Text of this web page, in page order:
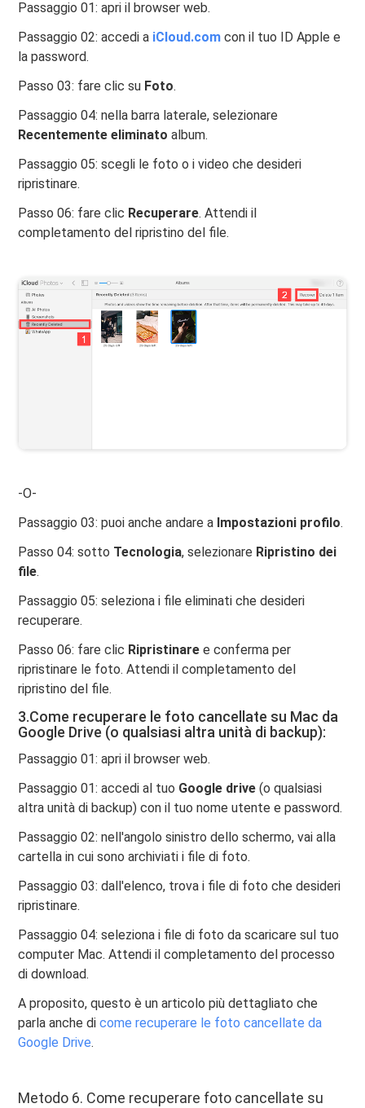
Passaggio 01: apri il browser web.
Passaggio 02: accedi a iCloud.com con il tuo ID Apple e
la password.
Passo 03: fare clic su Foto.
Passaggio 04: nella barra laterale, selezionare
Recentemente eliminatoalbum.
Passaggio 05: scegli le foto o i video che desideri
ripristinare.
Passo 06: fare clic Recuperare. Attendi il
completamento del ripristino del file.
-O-
Passaggio 03: puoi anche andare a Impostazioni profilo.
Passo 04: sotto Tecnologia, selezionare Ripristino dei
file.
Passaggio 05: seleziona i file eliminati che desideri
recuperare.
Passo 06: fare clic Ripristinare e conferma per
ripristinare le foto. Attendi il completamento del
ripristino del file.
3.Come recuperare le foto cancellate su Mac da
Google Drive (o qualsiasi altra unità di backup):
Passaggio 01: apri il browser web.
Passaggio 01: accedi al tuo Google drive (o qualsiasi
altra unità di backup) con il tuo nome utente e password.
Passaggio 02: nell'angolo sinistro dello schermo, vai alla
cartella in cui sono archiviati i file di foto.
Passaggio 03: dall'elenco, trova i file di foto che desideri
ripristinare.
Passaggio 04: seleziona i file di foto da scaricare sul tuo
computer Mac. Attendi il completamento del processo
di download.
A proposito, questo è un articolo più dettagliato che
parla anche dicome recuperare le foto cancellate da
Google Drive.
Metodo 6. Come recuperare foto cancellate su